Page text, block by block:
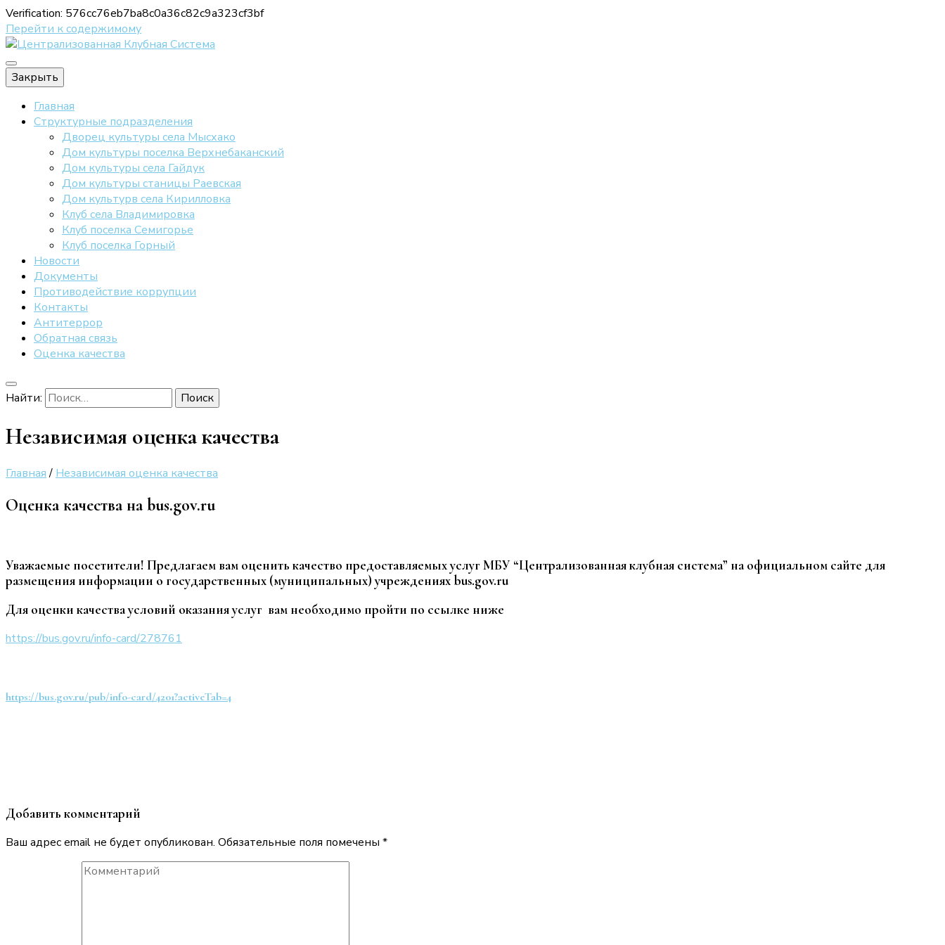
Verification: 576cc76eb7ba8c0a36c82c9a323cf3bf
Перейти к содержимому
Централизованная Клубная Система
Официальный сайт МБУ "ЦКС"
Закрыть
Главная
Структурные подразделения
Дворец культуры села Мысхако
Дом культуры поселка Верхнебаканский
Дом культуры села Гайдук
Дом культуры станицы Раевская
Дом культурв села Кирилловка
Клуб села Владимировка
Клуб поселка Семигорье
Клуб поселка Горный
Новости
Документы
Противодействие коррупции
Контакты
Антитеррор
Обратная связь
Оценка качества
Найти:
Независимая оценка качества
Главная / Независимая оценка качества
Оценка качества на bus.gov.ru
Уважаемые посетители! Предлагаем вам оценить качество предоставляемых услуг МБУ “Централизованная клубная система” на официальном сайте для
размещения информации о государственных (муниципальных) учреждениях bus.gov.ru
Для оценки качества условий оказания услуг вам необходимо пройти по ссылке ниже
https://bus.gov.ru/info-card/278761
https://bus.gov.ru/pub/info-card/4201?activeTab=4
Добавить комментарий
Ваш адрес email не будет опубликован. Обязательные поля помечены *